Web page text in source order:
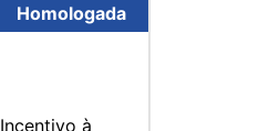
Homologada
à